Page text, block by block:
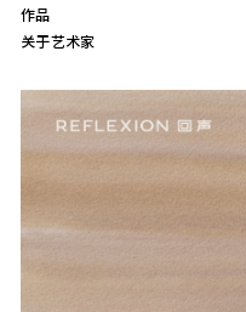
作品
关于艺术家